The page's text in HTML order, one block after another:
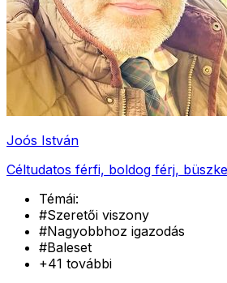
Joós István
Céltudatos férfi, boldog férj,
Témái:
#Szeretői viszony
#Nagyobbhoz igazodás
#Baleset
+41 további